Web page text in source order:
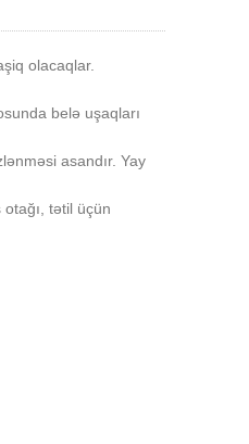
olacaqlar.
belə uşaqları
asandır. Yay
tətil üçün